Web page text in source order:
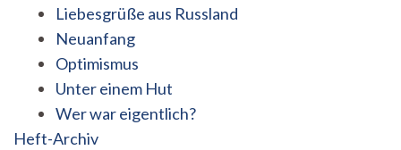
Liebesgrüße aus Russland
Neuanfang
Optimismus
Unter einem Hut
Wer war eigentlich?
Heft-Archiv